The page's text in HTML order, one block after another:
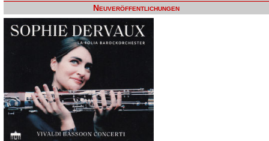
Neuveröffentlichungen